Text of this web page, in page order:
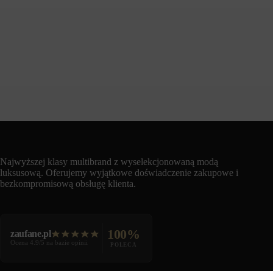
Najwyższej klasy multibrand z wyselekcjonowaną modą
luksusową. Oferujemy wyjątkowe doświadczenie zakupowe i
bezkompromisową obsługę klienta.
zaufane.pl
Ocena 4.9/5 na bazie opinii
100%
POLECA